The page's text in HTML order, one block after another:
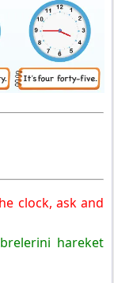
clock, ask and
hareket